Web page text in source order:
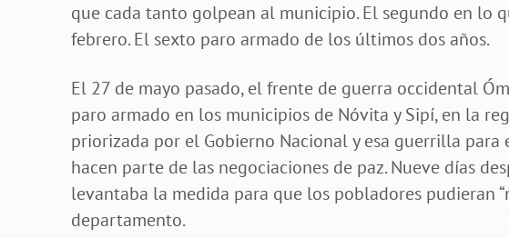
que cada tanto golpean al municipio. El segundo en lo
febrero. El sexto paro armado de los últimos dos años.
El 27 de mayo pasado, el frente de guerra occidental
paro armado en los municipios de Nóvita y Sipí, en la
priorizada por el Gobierno Nacional y esa guerrilla
hacen parte de las negociaciones de paz. Nueve días
levantaba la medida para que los pobladores pudieran
departamento.